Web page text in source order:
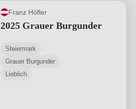
Franz Höfler
2025 Grauer Burgunder
Steiermark
Grauer Burgunder
Lieblich